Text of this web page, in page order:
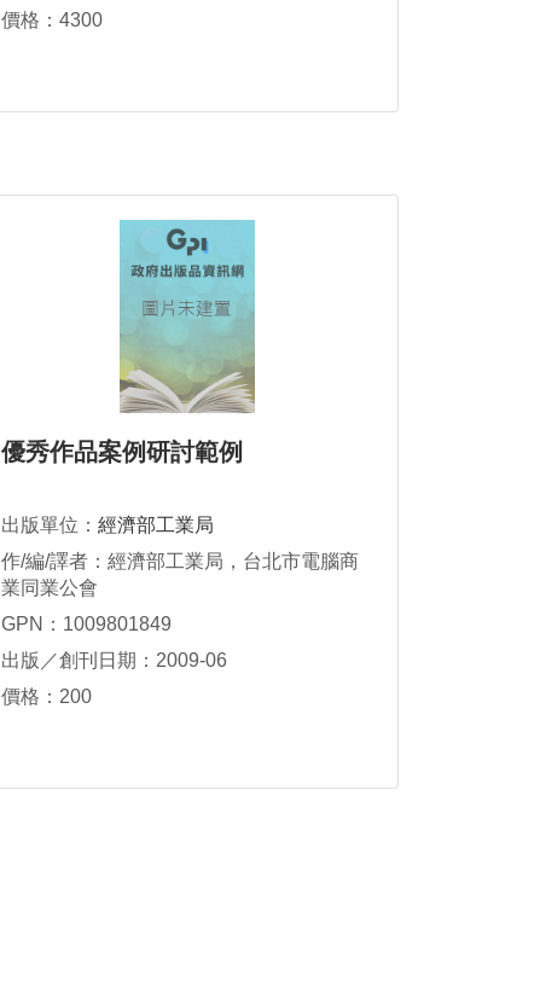
價格：4300
優秀作品案例研討範例
出版單位： 經濟部工業局
作/編/譯者：經濟部工業局，台北市電腦商
業同業公會
GPN：1009801849
出版／創刊日期：2009-06
價格：200